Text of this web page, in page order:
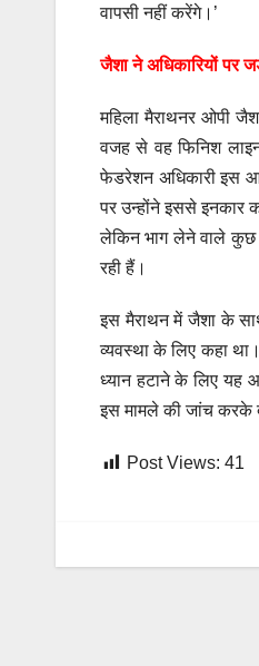
वापसी नहीं करेंगे।’
जैशा ने अधिकारियों पर
महिला मैराथनर ओपी
वजह से वह फिनिश
फेडरेशन अधिकारी इस
पर उन्होंने इससे इनकार
लेकिन भाग लेने वाले कुछ
रही हैं।
इस मैराथन में जैशा के
व्यवस्था के लिए कहा
ध्यान हटाने के लिए यह
इस मामले की जांच करके
Post Views: 41